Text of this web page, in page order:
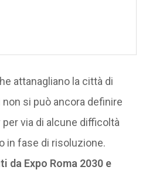
attanagliano la città di
si può ancora definire
via di alcune difficoltà
in fase di risoluzione.
da Expo Roma 2030 e